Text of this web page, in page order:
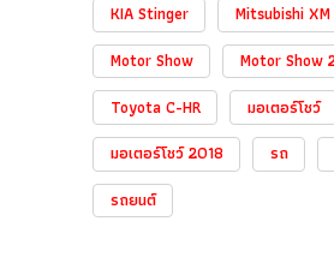
KIA Stinger
Mitsubishi
Motor Show
Motor Show
Toyota C-HR
มอเตอร์โชว์
มอเตอร์โชว์ 2018
รถ
รถยนต์